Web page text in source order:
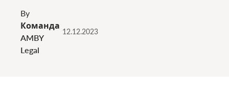
By
Команда
AMBY
Legal
12.12.2023